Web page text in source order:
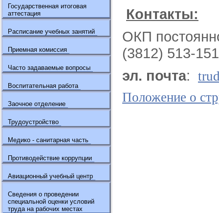
Государственная итоговая
аттестация
Расписание учебных занятий
Приемная комиссия
Часто задаваемые вопросы
Воспитательная работа
Заочное отделение
Трудоустройство
Медико - санитарная часть
Противодействие коррупции
Авиационный учебный центр
Сведения о проведении
специальной оценки условий
труда на рабочих местах
Контакты:
ОКП
(3812) 513-151
эл. почта:
Положение о